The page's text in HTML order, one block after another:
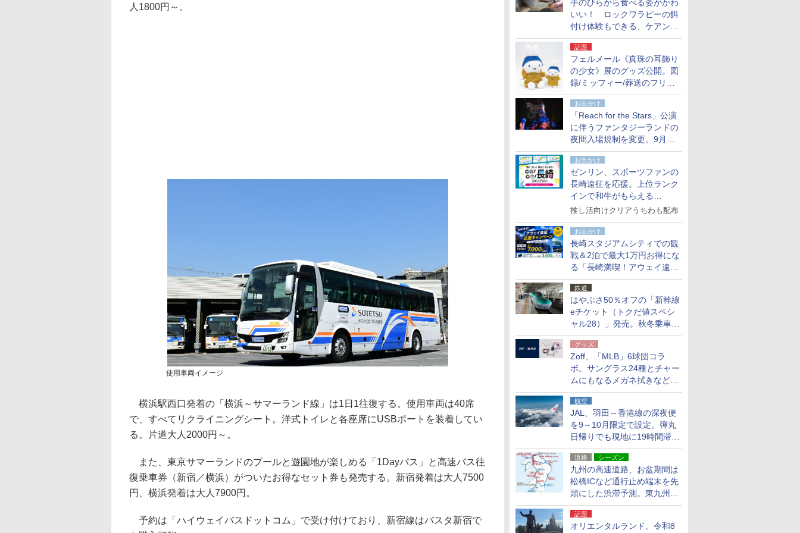
手のひらから食べる姿がかわ
いい！ ロックワラビーの餌
付け体験もできる、ケアンズ
でアサートン高原の日本語ガ
イド付きツアーに参加してみ
た
話題
フェルメール《真珠の耳飾り
の少女》展のグッズ公開。図
録/ミッフィー/葬送のフリー
レンほか、注目ブランドコラ
ボが実現
お出かけ
「Reach for the Stars」公演
に伴うファンタジーランドの
夜間入場規制を変更。9月か
ら18時50分～20時ごろに
お出かけ
ゼンリン、スポーツファンの
長崎遠征を応援。上位ランク
インで和牛がもらえる
「GO！GO！長崎スタンプラ
推し活向けクリアうちわも配布
お出かけ
長崎スタジアムシティでの観
戦＆2泊で最大1万円お得にな
る「長崎満喫！アウェイ遠征
応援キャンペーン」
鉄道
はやぶさ50％オフの「新幹線
eチケット（トクだ値スペシ
ャル28）」発売。秋冬乗車
分、えきねっと限定
グッズ
Zoff、「MLB」6球団コラ
ボ。サングラス24種とチャー
ムにもなるメガネ拭きなど雑
貨24種
航空
JAL、羽田～香港線の深夜便
を9～10月限定で設定。弾丸
日帰りでも現地に19時間滞在
できる
道路 シーズン
九州の高速道路、お盆期間は
松橋ICなど通行止め端末を先
頭にした渋滞予測。東九州道
への迂回は料金調整を実施
話題
オリエンタルランド、令和8
人1800円～。
使用車両イメージ
横浜駅西口発着の「横浜～サマーランド線」は1日1往復する。使用車両は40席
で、すべてリクライニングシート。洋式トイレと各座席にUSBポートを装着してい
る。片道大人2000円～。
また、東京サマーランドのプールと遊園地が楽しめる「1Dayパス」と高速バス往
復乗車券（新宿／横浜）がついたお得なセット券も発売する。新宿発着は大人7500
円、横浜発着は大人7900円。
予約は「ハイウェイバスドットコム」で受け付けており、新宿線はバスタ新宿で